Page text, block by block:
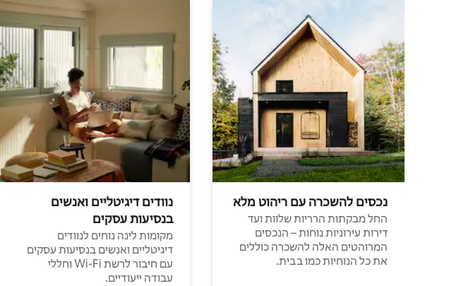
נכסים להשכרה עם ריהוט מלא
החל מבקתות הרריות שלוות ועד
דירות עירוניות נוחות – הנכסים
המרוהטים האלה להשכרה כוללים
את כל הנוחיות כמו בבית.
נוודים דיגיטליים ואנשים
בנסיעות עסקים
מקומות לינה נוחים לנוודים
דיגיטליים ואנשים בנסיעות עסקים
עם חיבור לרשת Wi-Fi וחללי
עבודה ייעודיים.